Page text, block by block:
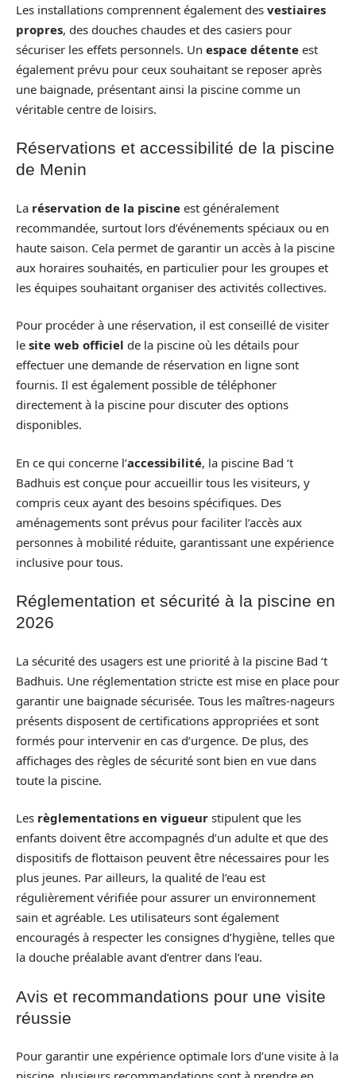
Les installations comprennent également des vestiaires
propres, des douches chaudes et des casiers pour
sécuriser les effets personnels. Un espace détente est
également prévu pour ceux souhaitant se reposer après
une baignade, présentant ainsi la piscine comme un
véritable centre de loisirs.
Réservations et accessibilité de la piscine
de Menin
La réservation de la piscine est généralement
recommandée, surtout lors d’événements spéciaux ou en
haute saison. Cela permet de garantir un accès à la piscine
aux horaires souhaités, en particulier pour les groupes et
les équipes souhaitant organiser des activités collectives.
Pour procéder à une réservation, il est conseillé de visiter
le site web officiel de la piscine où les détails pour
effectuer une demande de réservation en ligne sont
fournis. Il est également possible de téléphoner
directement à la piscine pour discuter des options
disponibles.
En ce qui concerne l’accessibilité, la piscine Bad ‘t
Badhuis est conçue pour accueillir tous les visiteurs, y
compris ceux ayant des besoins spécifiques. Des
aménagements sont prévus pour faciliter l’accès aux
personnes à mobilité réduite, garantissant une expérience
inclusive pour tous.
Réglementation et sécurité à la piscine en
2026
La sécurité des usagers est une priorité à la piscine Bad ‘t
Badhuis. Une réglementation stricte est mise en place pour
garantir une baignade sécurisée. Tous les maîtres-nageurs
présents disposent de certifications appropriées et sont
formés pour intervenir en cas d’urgence. De plus, des
affichages des règles de sécurité sont bien en vue dans
toute la piscine.
Les règlementations en vigueur stipulent que les
enfants doivent être accompagnés d’un adulte et que des
dispositifs de flottaison peuvent être nécessaires pour les
plus jeunes. Par ailleurs, la qualité de l’eau est
régulièrement vérifiée pour assurer un environnement
sain et agréable. Les utilisateurs sont également
encouragés à respecter les consignes d’hygiène, telles que
la douche préalable avant d’entrer dans l’eau.
Avis et recommandations pour une visite
réussie
Pour garantir une expérience optimale lors d’une visite à la